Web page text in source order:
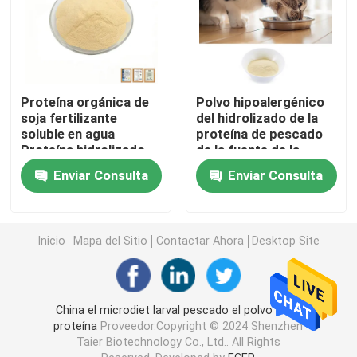
Harina de sangre de las aves de corral
Intermedios farmacéuticos
Los cerdos alimentan los añadidos
Polvo del hidrolizado de la proteína
Agentes que colorean naturales
Proteína orgánica de
soja fertilizante
soluble en agua
Proteína hidrolizado
en polvo
Enviar Consulta
Polvo hipoalergénico
del hidrolizado de la
proteína de pescado
de la fuente de la
proteína para el gato y
el perroEnviar Consulta
Inicio Mapa del Sitio Contactar Ahora Desktop Site
China el microdiet larval pescado el polvo de la
proteína Proveedor.Copyright © 2024 Shenzhen
Taier Biotechnology Co., Ltd.. All Rights